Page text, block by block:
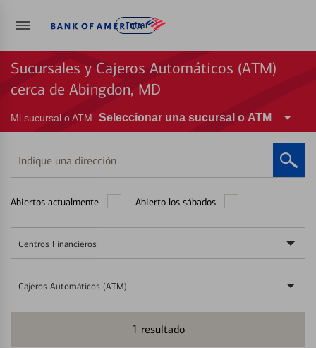
Entrar
Sucursales y Cajeros Automáticos (ATM)
cerca de Abingdon, MD
Mi sucursal o ATM Seleccionar una sucursal o ATM
Indique
una
Abiertos actualmente Abierto los sábados
Centros Financieros
Cajeros Automáticos (ATM)
1 resultado